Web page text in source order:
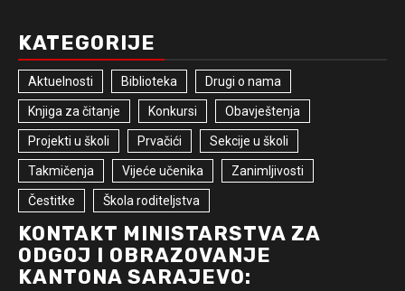
KATEGORIJE
Aktuelnosti Biblioteka Drugi o nama
Knjiga za čitanje Konkursi Obavještenja
Projekti u školi Prvačići Sekcije u školi
Takmičenja Vijeće učenika Zanimljivosti
Čestitke Škola roditeljstva
KONTAKT MINISTARSTVA ZA
ODGOJ I OBRAZOVANJE
KANTONA SARAJEVO: